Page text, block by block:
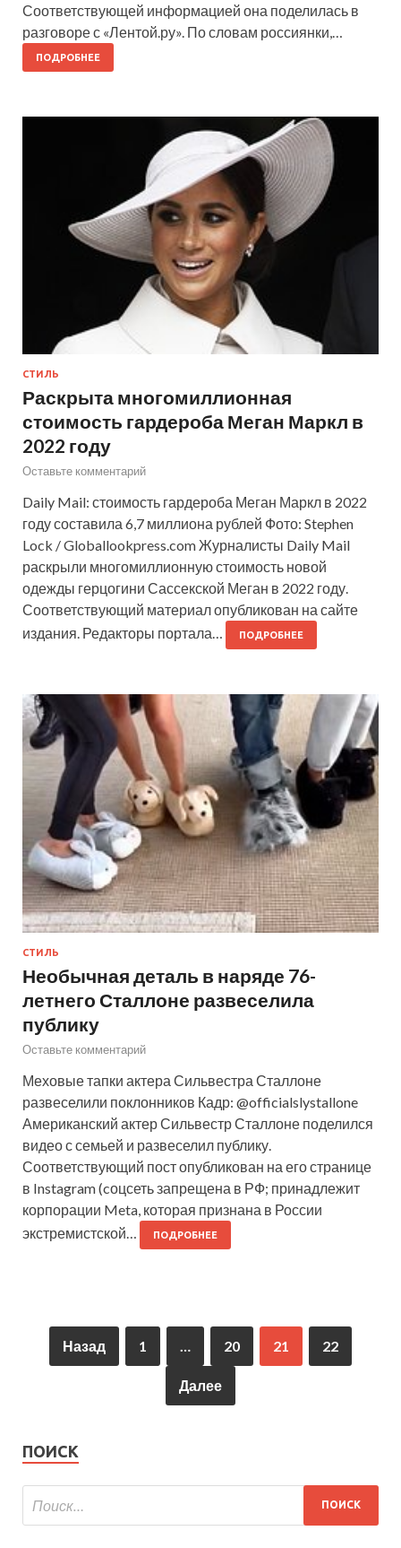
Соответствующей информацией она поделилась в
разговоре с «Лентой.ру». По словам россиянки,…
ПОДРОБНЕЕ
СТИЛЬ
Раскрыта многомиллионная
стоимость гардероба Меган Маркл в
2022 году
Оставьте комментарий
Daily Mail: стоимость гардероба Меган Маркл в 2022
году составила 6,7 миллиона рублей Фото: Stephen
Lock / Globallookpress.com Журналисты Daily Mail
раскрыли многомиллионную стоимость новой
одежды герцогини Сассекской Меган в 2022 году.
Соответствующий материал опубликован на сайте
издания. Редакторы портала…
ПОДРОБНЕЕ
СТИЛЬ
Необычная деталь в наряде 76-
летнего Сталлоне развеселила
публику
Оставьте комментарий
Меховые тапки актера Сильвестра Сталлоне
развеселили поклонников Кадр: @officialslystallone
Американский актер Сильвестр Сталлоне поделился
видео с семьей и развеселил публику.
Соответствующий пост опубликован на его странице
в Instagram (cоцсеть запрещена в РФ; принадлежит
корпорации Meta, которая признана в России
экстремистской…
ПОДРОБНЕЕ
Назад 1 20 21 22
Далее
ПОИСК